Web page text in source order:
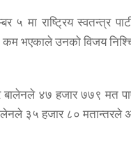
५ मा राष्ट्रिय स्वतन्त्र
कम भएकाले उनको विजय
बालेनले ४७ हजार ७७९ मत
३५ हजार ८० मतान्तरले